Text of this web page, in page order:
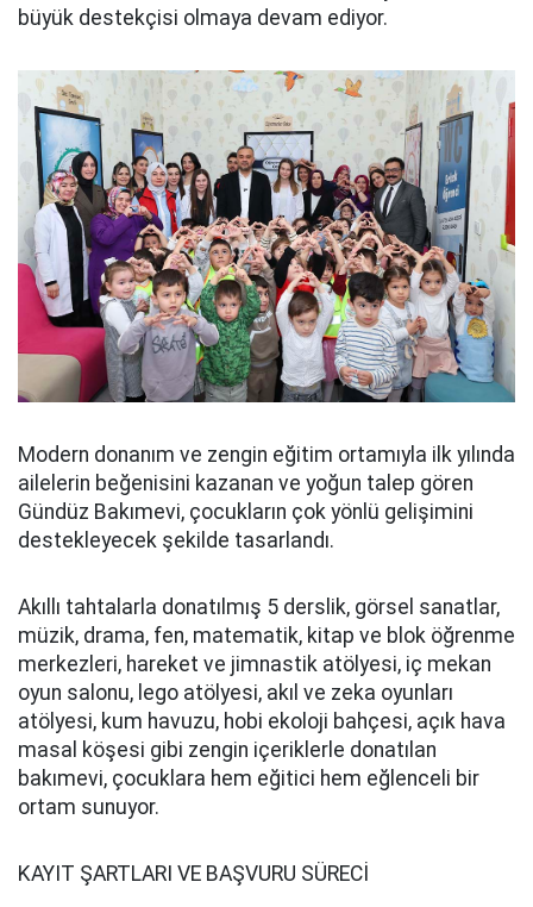
büyük destekçisi olmaya devam ediyor.
Modern donanım ve zengin eğitim ortamıyla ilk yılında
ailelerin beğenisini kazanan ve yoğun talep gören
Gündüz Bakımevi, çocukların çok yönlü gelişimini
destekleyecek şekilde tasarlandı.
Akıllı tahtalarla donatılmış 5 derslik, görsel sanatlar,
müzik, drama, fen, matematik, kitap ve blok öğrenme
merkezleri, hareket ve jimnastik atölyesi, iç mekan
oyun salonu, lego atölyesi, akıl ve zeka oyunları
atölyesi, kum havuzu, hobi ekoloji bahçesi, açık hava
masal köşesi gibi zengin içeriklerle donatılan
bakımevi, çocuklara hem eğitici hem eğlenceli bir
ortam sunuyor.
KAYIT ŞARTLARI VE BAŞVURU SÜRECİ